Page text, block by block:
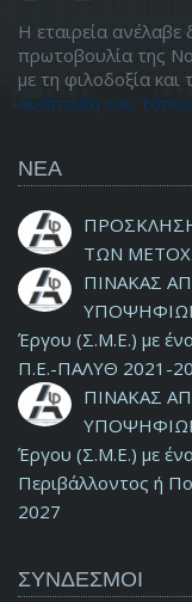
Η εταιρεία
πρωτοβουλία της
με τη φιλοδοξία
ανάπτυξη του
ΝΕΑ
ΤΩΝ
ΠΙΝΑΚΑΣ
ΥΠΟΨΗΦΙΩΝ
Έργου (Σ.Μ.Ε.) με
Π.Ε.-ΠΑΛΥΘ 2021-
ΠΙΝΑΚΑΣ
ΥΠΟΨΗΦΙΩΝ
Έργου (Σ.Μ.Ε.) με
Περιβάλλοντος ή
2027
ΣΥΝΔΕΣΜΟΙ